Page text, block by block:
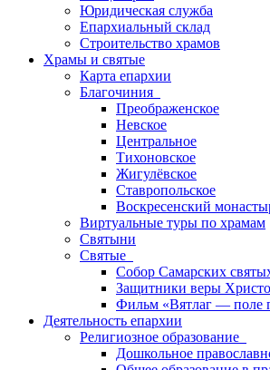
Юридическая служба
Епархиальный склад
Строительство храмов
Храмы и святые
Карта епархии
Благочиния
Преображенское
Невское
Центральное
Тихоновское
Жигулёвское
Ставропольское
Воскресенский
Виртуальные туры по храмам
Святыни
Святые
Собор Самарских
Защитники веры
Фильм «Вятлаг — поле
Деятельность епархии
Религиозное образование
Дошкольное